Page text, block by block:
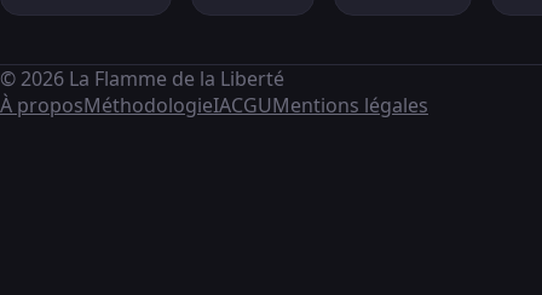
© 2026 La Flamme de la Liberté
À proposMéthodologieIACGUMentions légales